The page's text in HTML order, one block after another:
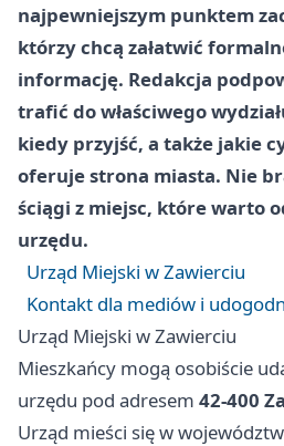
najpewniejszym punktem
którzy chcą załatwić
informację. Redakcja
trafić do właściwego
kiedy przyjść, a także jakie
oferuje strona miasta. Nie
ściągi z miejsc, które warto
urzędu.
Urząd Miejski w Zawierciu
Kontakt dla mediów i
Urząd Miejski w Zawierciu
Mieszkańcy mogą osobiście
urzędu pod adresem 42-400
Urząd mieści się w